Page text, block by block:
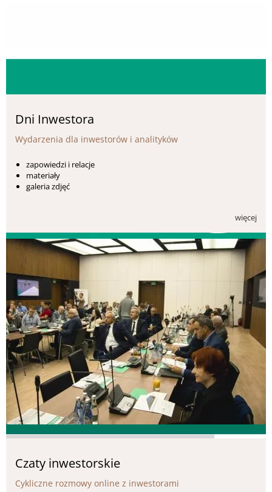
Dni Inwestora
Wydarzenia dla inwestorów i analityków
zapowiedzi i relacje
materiały
galeria zdjęć
więcej
Czaty inwestorskie
Cykliczne rozmowy online z inwestorami